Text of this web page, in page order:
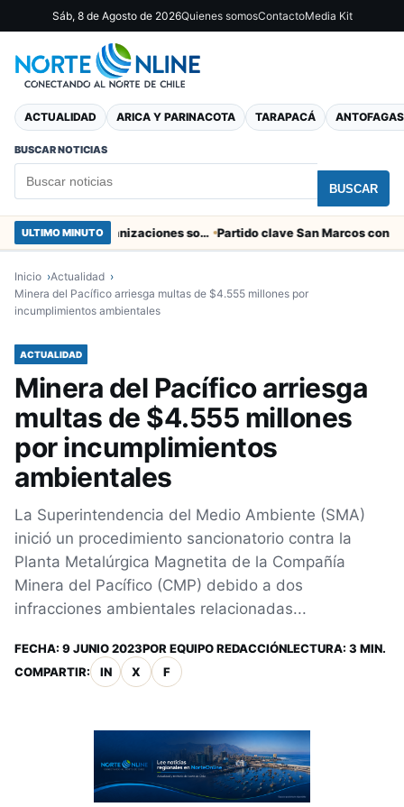
Sáb, 8 de Agosto de 2026Quienes somosContactoMedia Kit
ACTUALIDAD ARICA Y PARINACOTA TARAPACÁ
BUSCAR NOTICIAS
BUSCAR
ULTIMO MINUTO Entregaron fibra óptica gratuita a organizaciones sociales de Arica
Inicio
Actualidad
Minera del Pacífico arriesga multas de $4.555 millones por
incumplimientos ambientales
ACTUALIDAD
Minera del Pacífico arriesga
multas de $4.555 millones
por incumplimientos
ambientales
La Superintendencia del Medio Ambiente (SMA)
inició un procedimiento sancionatorio contra la
Planta Metalúrgica Magnetita de la Compañía
Minera del Pacífico (CMP) debido a dos
infracciones ambientales relacionadas...
FECHA: 9 JUNIO 2023POR EQUIPO REDACCIÓNLECTURA: 3 MIN.
COMPARTIR:
IN X F